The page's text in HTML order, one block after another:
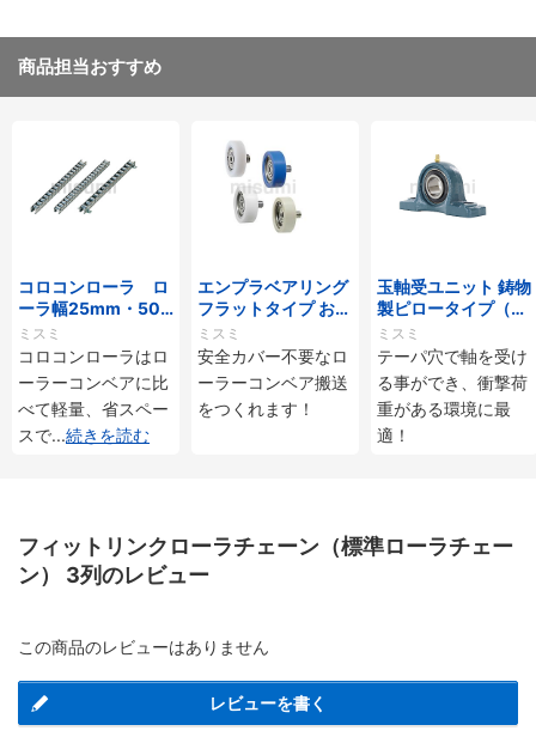
商品担当おすすめ
コロコンローラ ロ
ーラ幅25mm・50
mmタイプ
ミスミ
コロコンローラはロ
ーラーコンベアに比
べて軽量、省スペー
スで...続きを読む
エンプラベアリング
フラットタイプ おね
じ付
ミスミ
安全カバー不要なロ
ーラーコンベア搬送
をつくれます！
玉軸受ユニット 鋳物
製ピロータイプ（テ
ーパ穴タイプ）
ミスミ
テーパ穴で軸を受け
る事ができ、衝撃荷
重がある環境に最
適！
フィットリンクローラチェーン（標準ローラチェー
ン） 3列のレビュー
この商品のレビューはありません
レビューを書く